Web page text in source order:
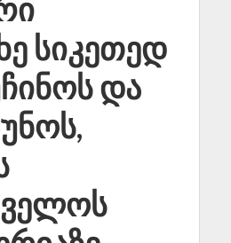
სიკეთედ
და